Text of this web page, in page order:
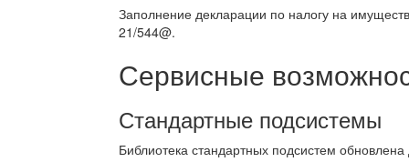
Заполнение декларации по налогу на
21/544@.
Сервисные
Стандартные подсистемы
Библиотека стандартных подсистем